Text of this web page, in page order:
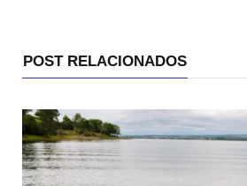
POST RELACIONADOS